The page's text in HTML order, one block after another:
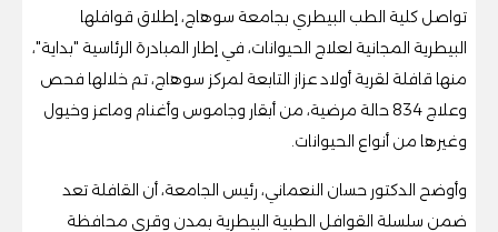
تواصل كلية الطب البيطري بجامعة سوهاج، إطلاق قوافلها
البيطرية المجانية لعلاج الحيوانات، في إطار المبادرة الرئاسية "بداية"،
منها قافلة لقرية أولاد عزاز التابعة لمركز سوهاج، تم خلالها فحص
وعلاج 834 حالة مرضية، من أبقار وجاموس وأغنام وماعز وخيول
وغيرها من أنواع الحيوانات.
وأوضح الدكتور حسان النعماني، رئيس الجامعة، أن القافلة تعد
ضمن سلسلة القوافل الطبية البيطرية بمدن وقرى محافظة